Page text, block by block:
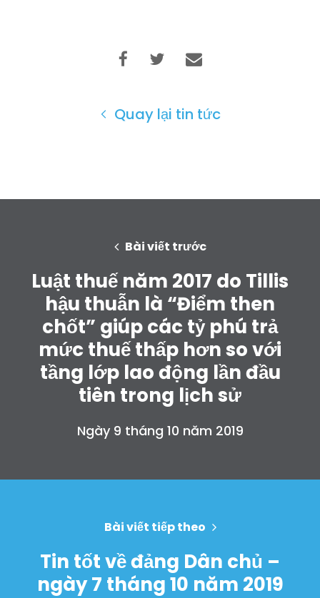
Trang chủ
Shop
Take Back the Courts
Quay lại tin tức
Bài viết trước
Luật thuế năm 2017 do Tillis
hậu thuẫn là “Điểm then
chốt” giúp các tỷ phú trả
mức thuế thấp hơn so với
tầng lớp lao động lần đầu
tiên trong lịch sử
Ngày 9 tháng 10 năm 2019
Bài viết tiếp theo
Tin tốt về đảng Dân chủ –
ngày 7 tháng 10 năm 2019